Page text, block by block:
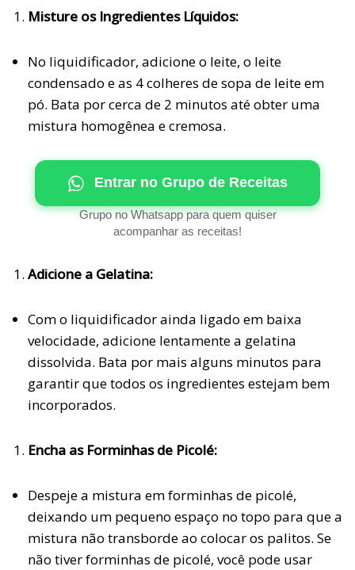
Misture os Ingredientes Líquidos:
No liquidificador, adicione o leite, o leite
condensado e as 4 colheres de sopa de leite em
pó. Bata por cerca de 2 minutos até obter uma
mistura homogênea e cremosa.
Entrar no Grupo de Receitas
Grupo no Whatsapp para quem quiser
acompanhar as receitas!
Adicione a Gelatina:
Com o liquidificador ainda ligado em baixa
velocidade, adicione lentamente a gelatina
dissolvida. Bata por mais alguns minutos para
garantir que todos os ingredientes estejam bem
incorporados.
Encha as Forminhas de Picolé:
Despeje a mistura em forminhas de picolé,
deixando um pequeno espaço no topo para que a
mistura não transborde ao colocar os palitos. Se
não tiver forminhas de picolé, você pode usar